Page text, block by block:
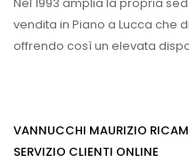
vendita in Piano a Lucca che
offrendo così un elevata
VANNUCCHI MAURIZIO
SERVIZIO CLIENTI ONLINE